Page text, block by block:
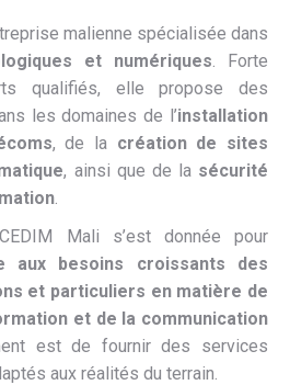
malienne spécialisée dans
et numériques. Forte
qualifiés, elle propose des
les domaines de l’installation
, de la création de sites
, ainsi que de la sécurité
.
Mali s’est donnée pour
aux besoins croissants des
et particuliers en matière de
et de la communication
est de fournir des services
aux réalités du terrain.